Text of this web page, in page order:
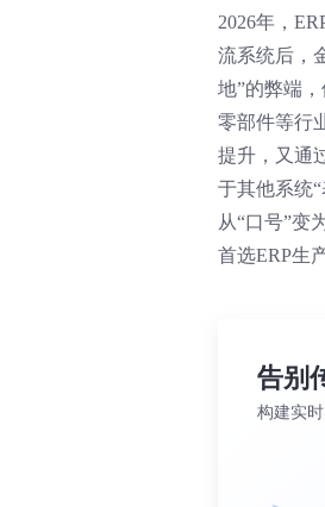
2026年，
流系统后，
地”的弊端
零部件等行
提升，又通
于其他系统
从“口号”变
首选ERP生
告别
构建实